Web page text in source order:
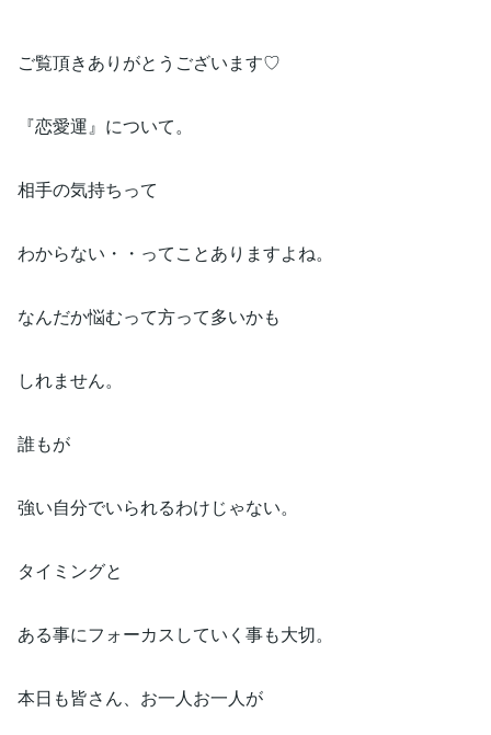
ご覧頂きありがとうございます♡
『恋愛運』について。
相手の気持ちって
わからない・・ってことありますよね。
なんだか悩むって方って多いかも
しれません。
誰もが
強い自分でいられるわけじゃない。
タイミングと
ある事にフォーカスしていく事も大切。
本日も皆さん、お一人お一人が